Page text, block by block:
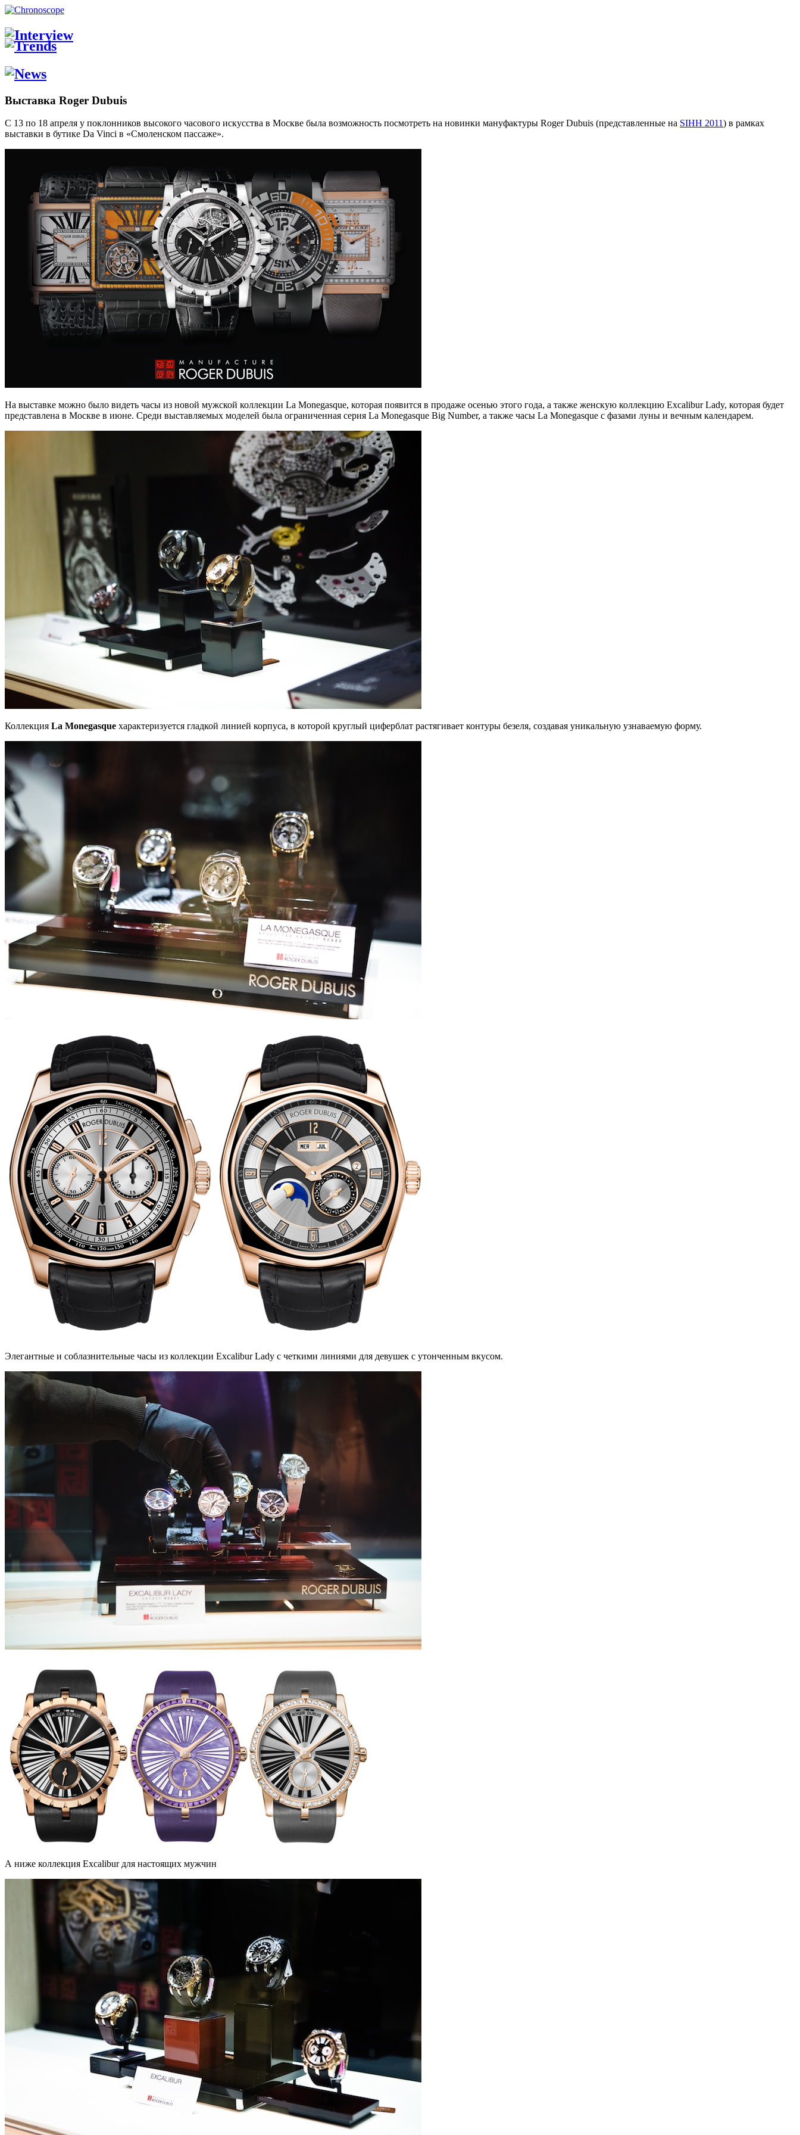
Выставка Roger Dubuis
C 13 по 18 апреля у поклонников высокого часового искусства в Москве была возможность посмотреть на новинки мануфактуры Roger Dubuis (представленные на SIHH 2011) в рамках
выставки в бутике Da Vinci в «Смоленском пассаже».
На выставке можно было видеть часы из новой мужской коллекции La Monegasque, которая появится в продаже осенью этого года, а также женскую коллекцию Excalibur Lady, которая будет
представлена в Москве в июне. Среди выставляемых моделей была ограниченная серия La Monegasque Big Number, а также часы La Monegasque с фазами луны и вечным календарем.
Коллекция La Monegasque характеризуется гладкой линией корпуса, в которой круглый циферблат растягивает контуры безеля, создавая уникальную узнаваемую форму.
Элегантные и соблазнительные часы из коллекции Exсalibur Lady с четкими линиями для девушек с утонченным вкусом.
А ниже коллекция Exсalibur для настоящих мужчин